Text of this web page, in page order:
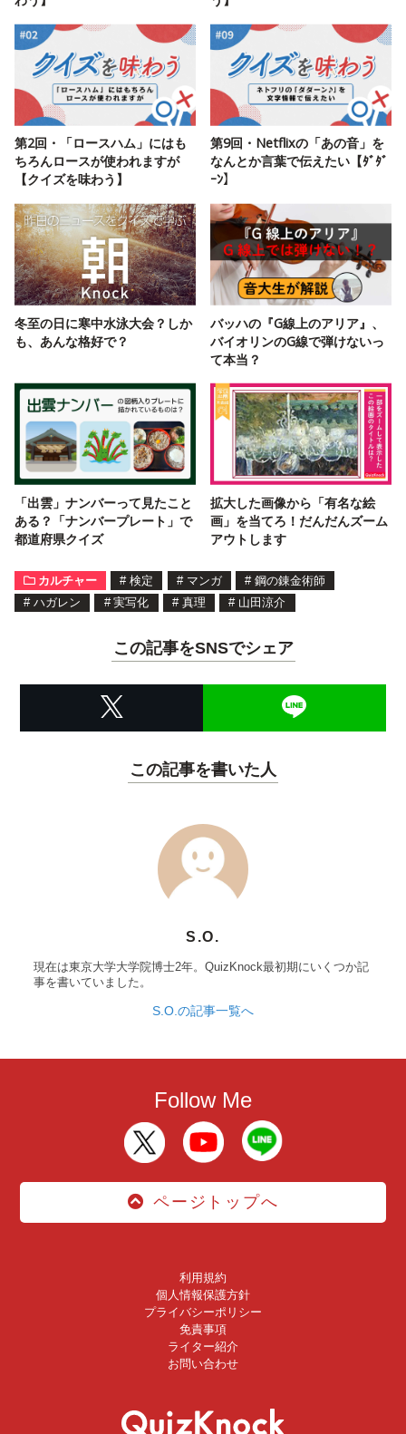
第2回・「ロースハム」にはも
ちろんロースが使われますが
【クイズを味わう】
第9回・Netflixの「あの音」を
なんとか言葉で伝えたい【ﾀﾞﾀﾞ
ｰﾝ】
冬至の日に寒中水泳大会？しか
も、あんな格好で？
バッハの『G線上のアリア』、
バイオリンのG線で弾けないっ
て本当？
「出雲」ナンバーって見たこと
ある？「ナンバープレート」で
都道府県クイズ
拡大した画像から「有名な絵
画」を当てろ！だんだんズーム
アウトします
カルチャー # 検定 # マンガ # 鋼の錬金術師
# ハガレン # 実写化 # 真理 # 山田涼介
この記事をSNSでシェア
この記事を書いた人
S.O.
現在は東京大学大学院博士2年。QuizKnock最初期にいくつか記
事を書いていました。
S.O.の記事一覧へ
Follow Me
ページトップへ
利用規約
個人情報保護方針
プライバシーポリシー
免責事項
ライター紹介
お問い合わせ